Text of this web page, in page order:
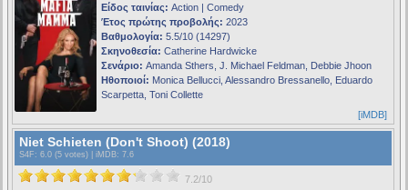
Είδος ταινίας: Action | Comedy
Έτος πρώτης προβολής: 2023
Βαθμολογία: 5.5/10 (14297)
Σκηνοθεσία: Catherine Hardwicke
Σενάριο: Amanda Sthers, J. Michael Feldman, Debbie Jhoon
Ηθοποιοί: Monica Bellucci, Alessandro Bressanello, Eduardo
Scarpetta, Toni Collette
[iMDB]
Niet Schieten (Don't Shoot) (2018)
S4F : 6.0 (5 votes) | iMDB: 7.6
7.2/10